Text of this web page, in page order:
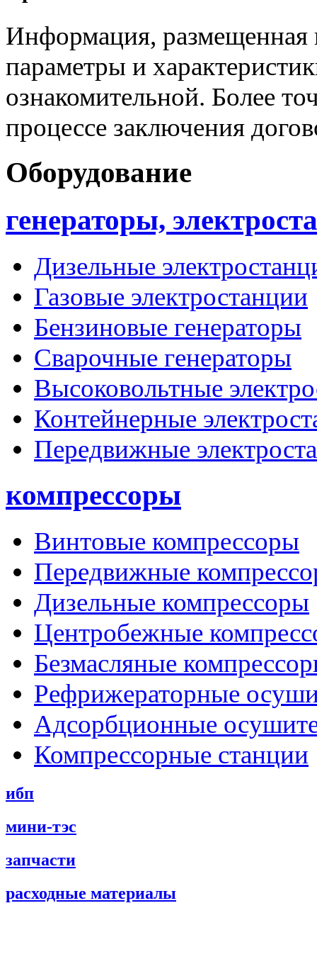
Информация, размещенная
параметры и
ознакомительной. Более
процессе заключения
Оборудование
генераторы,
Дизельные
Газовые электростанции
Бензиновые генераторы
Сварочные генераторы
Высоковольтные
Контейнерные
Передвижные
компрессоры
Винтовые компрессоры
Передвижные
Дизельные компрессоры
Центробежные
Безмасляные
Рефрижераторные
Адсорбционные
Компрессорные станции
ибп
мини-тэс
запчасти
расходные материалы